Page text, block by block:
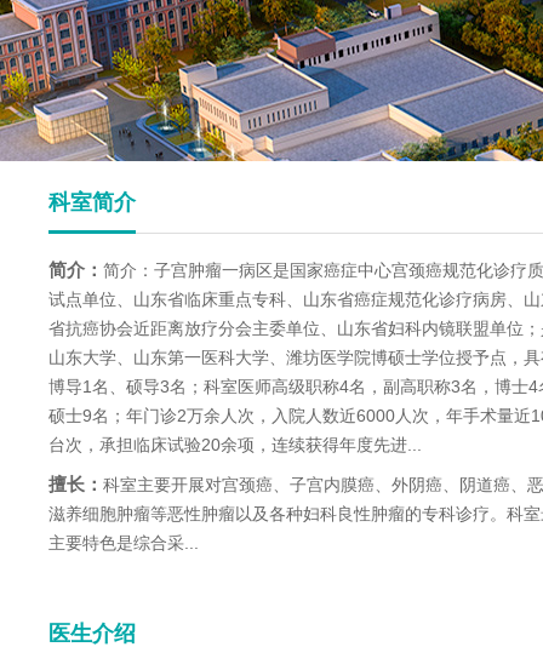
科室简介
简介： 简介：子宫肿瘤一病区是国家癌症中心宫颈癌规范化诊疗
试点单位、山东省临床重点专科、山东省癌症规范化诊疗病房、
省抗癌协会近距离放疗分会主委单位、山东省妇科内镜联盟单位
山东大学、山东第一医科大学、潍坊医学院博硕士学位授予点，
博导1名、硕导3名；科室医师高级职称4名，副高职称3名，博士4
硕士9名；年门诊2万余人次，入院人数近6000人次，年手术量近
台次，承担临床试验20余项，连续获得年度先进...
擅长： 科室主要开展对宫颈癌、子宫内膜癌、外阴癌、阴道癌、
滋养细胞肿瘤等恶性肿瘤以及各种妇科良性肿瘤的专科诊疗。科
主要特色是综合采...
医生介绍